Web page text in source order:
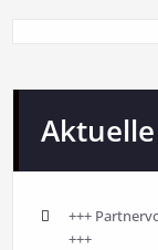
+++
+++